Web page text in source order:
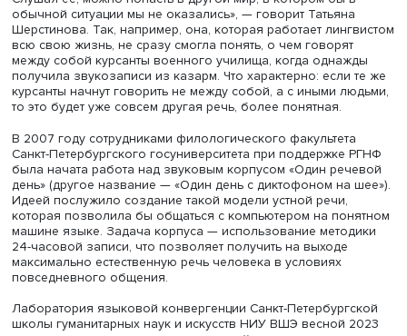
настройки и тестирования максимально приближенных
реальности систем синтеза и распознавания речи.
Татьяна Шерстинова